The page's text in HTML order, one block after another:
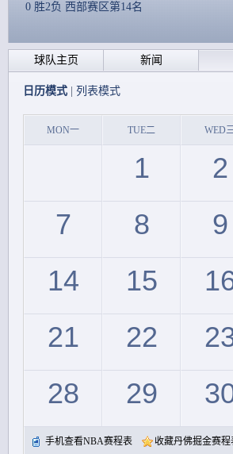
0 胜2负 西部赛区第14名
球队主页 新闻
日历模式 列表模式
MON一 TUE二 WED
1 2
7
8 9
14
15
21
22
28
29
手机查看NBA赛程表 收藏丹佛掘金赛程